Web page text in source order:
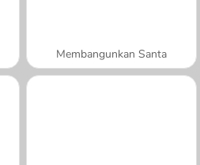
Membangunkan Santa